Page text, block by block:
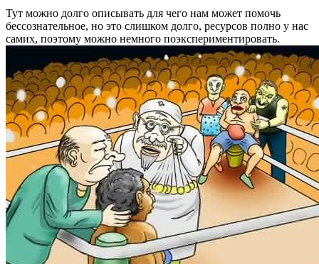
Тут можно долго описывать для чего нам может помочь
бессознательное, но это слишком долго, ресурсов полно у нас
самих, поэтому можно немного поэкспериментировать.